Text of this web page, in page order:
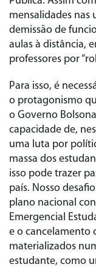
mensalidades nas
demissão de
aulas à distância,
professores por
Para isso, é
o protagonismo
o Governo
capacidade de,
uma luta por
massa dos
isso pode trazer
país. Nosso
plano nacional
Emergencial
e o cancelamento
materializados
estudante, como